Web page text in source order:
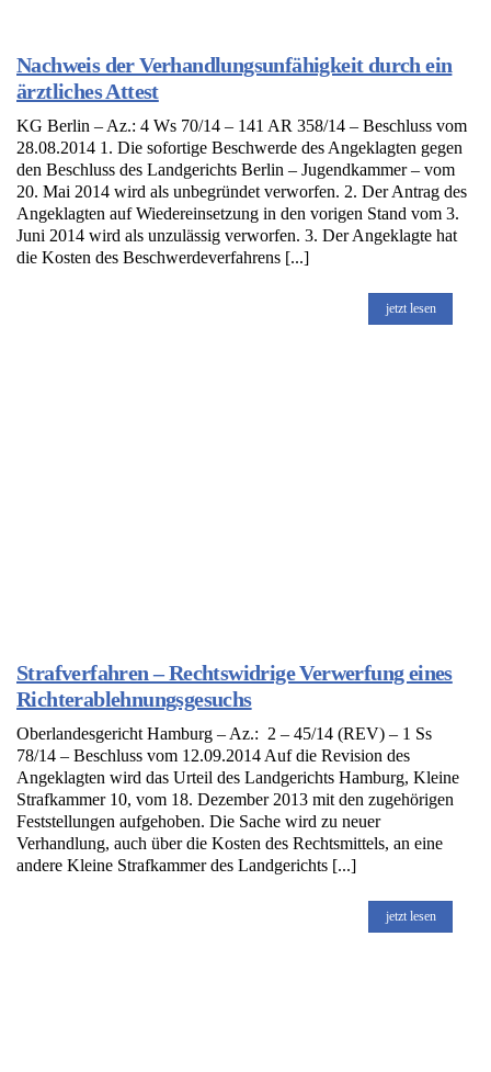
Nachweis der Verhandlungsunfähigkeit durch ein
ärztliches Attest
KG Berlin – Az.: 4 Ws 70/14 – 141 AR 358/14 – Beschluss vom
28.08.2014 1. Die sofortige Beschwerde des Angeklagten gegen
den Beschluss des Landgerichts Berlin – Jugendkammer – vom
20. Mai 2014 wird als unbegründet verworfen. 2. Der Antrag des
Angeklagten auf Wiedereinsetzung in den vorigen Stand vom 3.
Juni 2014 wird als unzulässig verworfen. 3. Der Angeklagte hat
die Kosten des Beschwerdeverfahrens [...]
jetzt lesen
Strafverfahren – Rechtswidrige Verwerfung eines
Richterablehnungsgesuchs
Oberlandesgericht Hamburg – Az.: 2 – 45/14 (REV) – 1 Ss
78/14 – Beschluss vom 12.09.2014 Auf die Revision des
Angeklagten wird das Urteil des Landgerichts Hamburg, Kleine
Strafkammer 10, vom 18. Dezember 2013 mit den zugehörigen
Feststellungen aufgehoben. Die Sache wird zu neuer
Verhandlung, auch über die Kosten des Rechtsmittels, an eine
andere Kleine Strafkammer des Landgerichts [...]
jetzt lesen